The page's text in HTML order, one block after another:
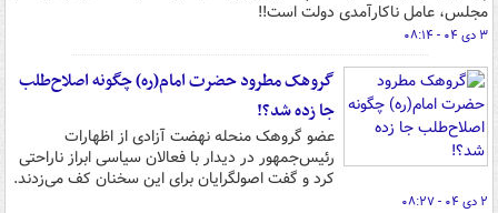
مجلس، عامل ناکارآمدی دولت است!!
۳ دی ۰۴ - ۰۸:۱۴
گروهک مطرود حضرت امام(ره) چگونه اصلاح‌طلب
جا زده شد؟!
عضو گروهک منحله نهضت آزادی از اظهارات
رئیس‌جمهور در دیدار با فعالان سیاسی ابراز ناراحتی
کرد و گفت اصولگرایان برای این سخنان کف می‌زدند.
۲ دی ۰۴ - ۰۸:۲۷